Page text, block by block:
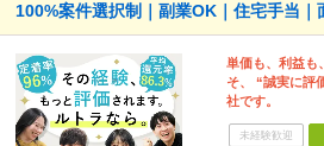
100%案件選択制｜副業OK｜住宅手当｜
単価も、利益も
そ、 “誠実に評
社です。
未経験歓迎